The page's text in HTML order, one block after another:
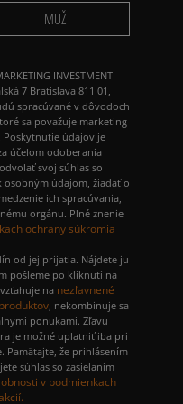
MUŽ
INVESTMENT
7 Bratislava 811 01,
spracúvané v dôvodoch
sa považuje marketing
údajov je
účelom odoberania
svoj súhlas so
údajom, žiadať o
ich spracúvania,
orgánu. Plné znenie
ochrany súkromia
od jej prijatia. Nájdete ju
pošleme po kliknutí na
na nezľavnené
, nekombinuje sa
ponukami. Zľavu
je možné uplatniť iba pri
Pamätajte, že prihlásením
súhlas so zasielaním
v podmienkach